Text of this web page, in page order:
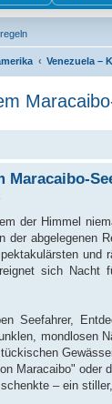
Venezuela –
Maracaibo-
der Himmel
der abgelegenen
und
sich
Seefahrer,
mondlosen
Maracaibo"
– ein